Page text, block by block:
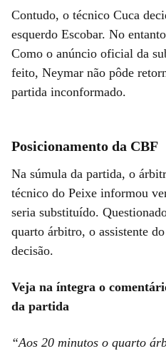
Contudo, o técnico Cuca
esquerdo Escobar. No
Como o anúncio oficial da
feito, Neymar não pôde
partida inconformado.
Posicionamento da CBF
Na súmula da partida, o
técnico do Peixe informou
seria substituído.
quarto árbitro, o assistente
decisão.
Veja na íntegra o
da partida
“Aos 20 minutos o quarto